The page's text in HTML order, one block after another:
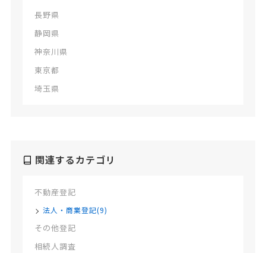
長野県
静岡県
神奈川県
東京都
埼玉県
関連するカテゴリ
不動産登記
法人・商業登記(9)
その他登記
相続人調査